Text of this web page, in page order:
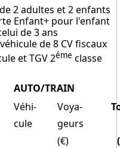
2 adultes et 2 enfants
Enfant+ pour l'enfant
de 3 ans
de 8 CV fiscaux
et TGV 2éme classe
AUTO/TRAIN
Véhi-
cule
Voya-
geurs
(€)